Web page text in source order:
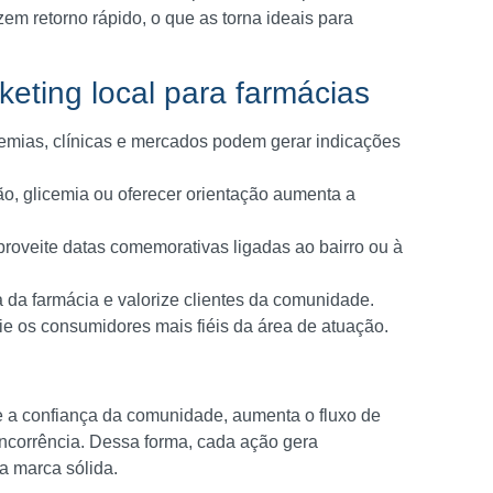
retorno rápido, o que as torna ideais para
local para farmácias
clínicas e mercados podem gerar indicações
glicemia ou oferecer orientação aumenta a
datas comemorativas ligadas ao bairro ou à
da farmácia e valorize clientes da comunidade.
os consumidores mais fiéis da área de atuação.
a confiança da comunidade, aumenta o fluxo de
Dessa forma, cada ação gera
marca sólida.